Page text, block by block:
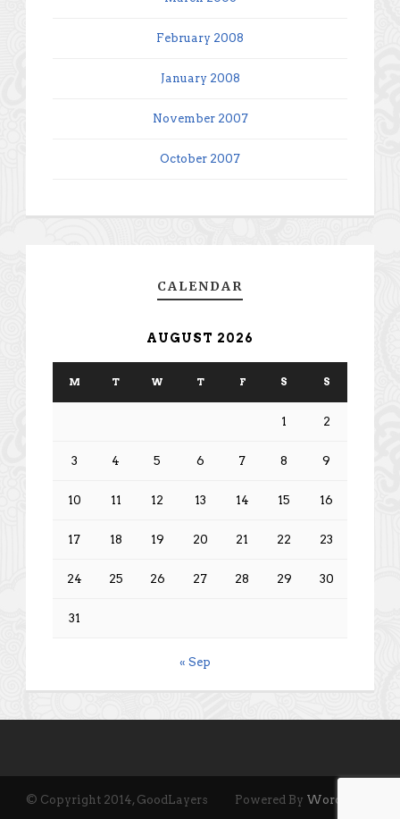
February 2008
January 2008
November 2007
October 2007
CALENDAR
AUGUST 2026
M T W T F S S
1 2
3 4 5 6 7 8 9
10 11 12 13 14 15 16
17 18 19 20 21 22 23
24 25 26 27 28 29 30
31
« Sep
© Copyright 2014, GoodLayers Powered By Wordpress